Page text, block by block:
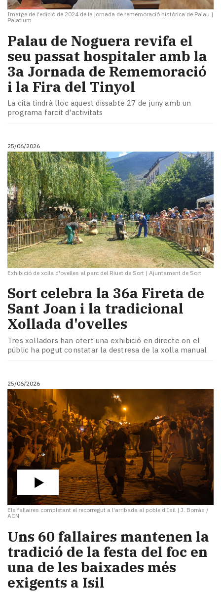
Imatge de l'edició de 2024 de la jornada de rememoració històrica de Palau |
Palatium
​Palau de Noguera revifa el
seu passat hospitaler amb la
3a Jornada de Rememoració
i la Fira del Tinyol
La cita tindrà lloc aquest dissabte 27 de juny amb un
programa farcit d'activitats
25/06/2026
Exhibició de xolla d'ovelles al parc del Riuet de Sort | Ajuntament de Sort
Sort celebra la 36a Fireta de
Sant Joan i la tradicional
Xollada d'ovelles
Tres xolladors han ofert una exhibició en directe on el
públic ha pogut constatar la destresa de la xolla manual
25/06/2026
Els fallaires completant el recorregut a l'arribada al poble d'Isil | J. Borràs /
ACN
Uns 60 fallaires mantenen la
tradició de la festa del foc en
una de les baixades més
exigents a Isil